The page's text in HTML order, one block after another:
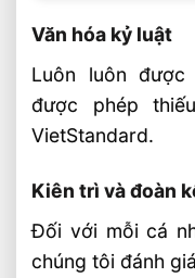
Văn hóa kỷ luật
Luôn luôn
được phép
VietStandard.
Kiên trì và đoàn
Đối với mỗi cá
chúng tôi đánh